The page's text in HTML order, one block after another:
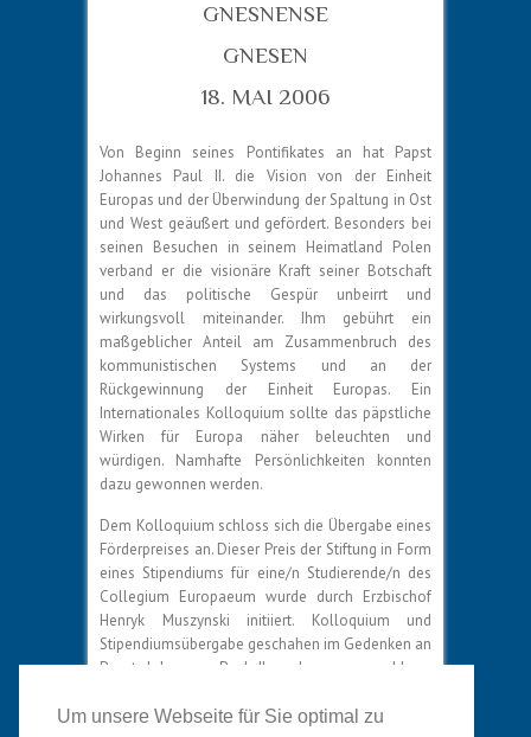
Um unsere Webseite für Sie optimal zu
GNESNENSE
GNESEN
18. MAI 2006
Von Beginn seines Pontifikates an hat Papst
Johannes Paul II. die Vision von der Einheit
Europas und der Überwindung der Spaltung in Ost
und West geäußert und gefördert. Besonders bei
seinen Besuchen in seinem Heimatland Polen
verband er die visionäre Kraft seiner Botschaft
und das politische Gespür unbeirrt und
wirkungsvoll miteinander. Ihm gebührt ein
maßgeblicher Anteil am Zusammenbruch des
kommunistischen Systems und an der
Rückgewinnung der Einheit Europas. Ein
Internationales Kolloquium sollte das päpstliche
Wirken für Europa näher beleuchten und
würdigen. Namhafte Persönlichkeiten konnten
dazu gewonnen werden.
Dem Kolloquium schloss sich die Übergabe eines
Förderpreises an. Dieser Preis der Stiftung in Form
eines Stipendiums für eine/n Studierende/n des
Collegium Europaeum wurde durch Erzbischof
Henryk Muszynski initiiert. Kolloquium und
Stipendiumsübergabe geschahen im Gedenken an
Papst Johannes Paul II. und zwar sowohl an
des heiligen Adalbert von Prag, wo der Papst aus